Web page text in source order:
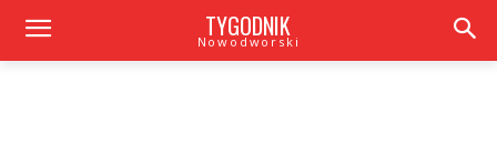
TYGODNIK
Nowodworski